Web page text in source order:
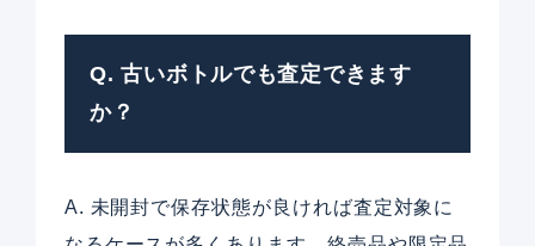
Q. 古いボトルでも査定できます
か？
A. 未開封で保存状態が良ければ査定対象に